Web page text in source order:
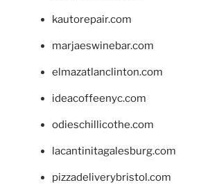
kautorepair.com
marjaeswinebar.com
elmazatlanclinton.com
ideacoffeenyc.com
odieschillicothe.com
lacantinitagalesburg.com
pizzadeliverybristol.com